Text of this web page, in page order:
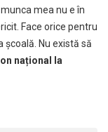
mea nu e în
Face orice pentru
Nu există să
național la